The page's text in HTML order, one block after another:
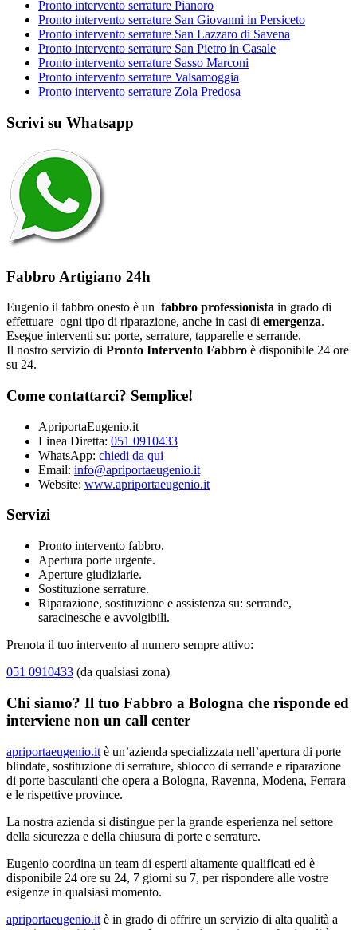
Pronto intervento serrature Pianoro
Pronto intervento serrature San Giovanni in Persiceto
Pronto intervento serrature San Lazzaro di Savena
Pronto intervento serrature San Pietro in Casale
Pronto intervento serrature Sasso Marconi
Pronto intervento serrature Valsamoggia
Pronto intervento serrature Zola Predosa
Scrivi su Whatsapp
Fabbro Artigiano 24h
Eugenio il fabbro onesto è un fabbro professionista in grado di
effettuare ogni tipo di riparazione, anche in casi di emergenza.
Esegue interventi su: porte, serrature, tapparelle e serrande.
Il nostro servizio di Pronto Intervento Fabbro è disponibile 24 ore
su 24.
Come contattarci? Semplice!
ApriportaEugenio.it
Linea Diretta: 051 0910433
WhatsApp: chiedi da qui
Email: info@apriportaeugenio.it
Website: www.apriportaeugenio.it
Servizi
Pronto intervento fabbro.
Apertura porte urgente.
Aperture giudiziarie.
Sostituzione serrature.
Riparazione, sostituzione e assistenza su: serrande,
saracinesche e avvolgibili.
Prenota il tuo intervento al numero sempre attivo:
051 0910433 (da qualsiasi zona)
Chi siamo? Il tuo Fabbro a Bologna che risponde ed
interviene non un call center
apriportaeugenio.it è un’azienda specializzata nell’apertura di porte
blindate, sostituzione di serrature, sblocco di serrande e riparazione
di porte basculanti che opera a Bologna, Ravenna, Modena, Ferrara
e le rispettive province.
La nostra azienda si distingue per la grande esperienza nel settore
della sicurezza e della chiusura di porte e serrature.
Eugenio coordina un team di esperti altamente qualificati ed è
disponibile 24 ore su 24, 7 giorni su 7, per rispondere alle vostre
esigenze in qualsiasi momento.
apriportaeugenio.it è in grado di offrire un servizio di alta qualità a